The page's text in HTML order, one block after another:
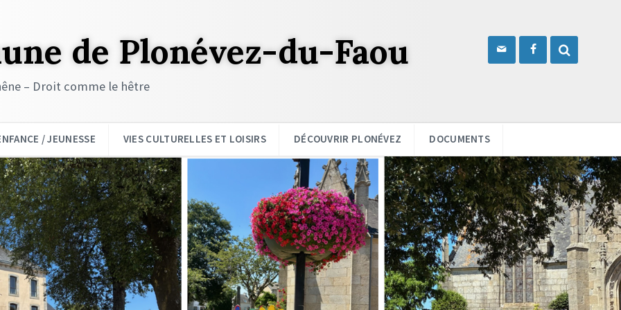
de Plonévez-du-Faou
– Droit comme le hêtre
/ JEUNESSE VIES CULTURELLES ET LOISIRS DÉCOUVRIR PLONÉVEZ DOCUMENTS